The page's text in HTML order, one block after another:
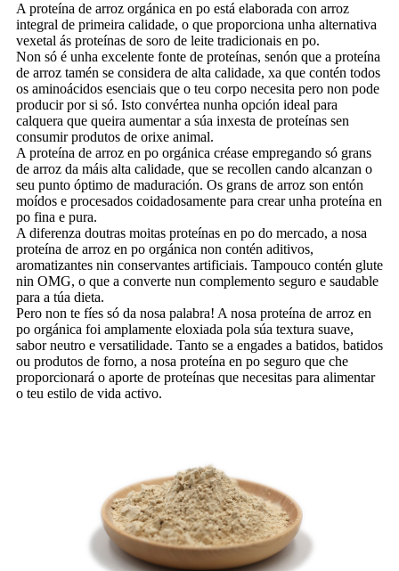
A proteína de arroz orgánica en po está elaborada con arroz
integral de primeira calidade, o que proporciona unha alternativa
vexetal ás proteínas de soro de leite tradicionais en po.
Non só é unha excelente fonte de proteínas, senón que a proteína
de arroz tamén se considera de alta calidade, xa que contén todos
os aminoácidos esenciais que o teu corpo necesita pero non pode
producir por si só. Isto convértea nunha opción ideal para
calquera que queira aumentar a súa inxesta de proteínas sen
consumir produtos de orixe animal.
A proteína de arroz en po orgánica créase empregando só grans
de arroz da máis alta calidade, que se recollen cando alcanzan o
seu punto óptimo de maduración. Os grans de arroz son entón
moídos e procesados ​​coidadosamente para crear unha proteína en
po fina e pura.
A diferenza doutras moitas proteínas en po do mercado, a nosa
proteína de arroz en po orgánica non contén aditivos,
aromatizantes nin conservantes artificiais. Tampouco contén glute
nin OMG, o que a converte nun complemento seguro e saudable
para a túa dieta.
Pero non te fíes só da nosa palabra! A nosa proteína de arroz en
po orgánica foi amplamente eloxiada pola súa textura suave,
sabor neutro e versatilidade. Tanto se a engades a batidos, batidos
ou produtos de forno, a nosa proteína en po seguro que che
proporcionará o aporte de proteínas que necesitas para alimentar
o teu estilo de vida activo.